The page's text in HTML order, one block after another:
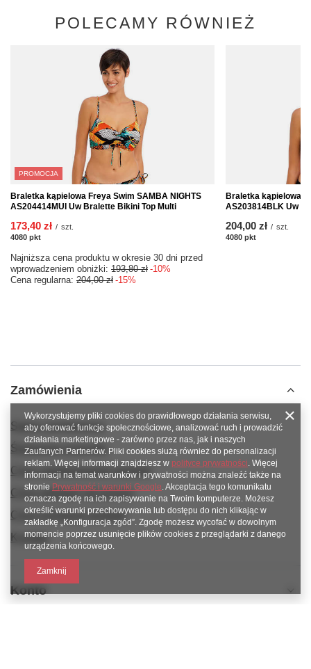
POLECAMY RÓWNIEŻ
PROMOCJA
Braletka kąpielowa Freya Swim SAMBA NIGHTS
AS204414MUI Uw Bralette Bikini Top Multi
173,40 zł / szt.
4080 pkt
Najniższa cena produktu w okresie 30 dni przed
wprowadzeniem obniżki: 193,80 zł -10%
Cena regularna: 204,00 zł -15%
Braletka kąpielowa
AS203814BLK Uw
204,00 zł / szt.
4080 pkt
Zamówienia
Status zamówienia
Śledzenie przesyłki
Chcę zareklamować produkt
Chcę odstąpić od umowy
Chcę wymienić produkt
Kontakt
Konto
Wykorzystujemy pliki cookies do prawidłowego działania serwisu,
aby oferować funkcje społecznościowe, analizować ruch i prowadzić
działania marketingowe - zarówno przez nas, jak i naszych
Zaufanych Partnerów. Pliki cookies służą również do personalizacji
reklam. Więcej informacji znajdziesz w polityce prywatności. Więcej
informacji na temat warunków i prywatności można znaleźć także na
stronie Prywatność i warunki Google. Akceptacja tego komunikatu
oznacza zgodę na ich zapisywanie na Twoim komputerze. Możesz
określić warunki przechowywania lub dostępu do nich klikając w
zakładkę „Konfiguracja zgód”. Zgodę możesz wycofać w dowolnym
momencie poprzez usunięcie plików cookies z przeglądarki z danego
urządzenia końcowego.
Zamknij